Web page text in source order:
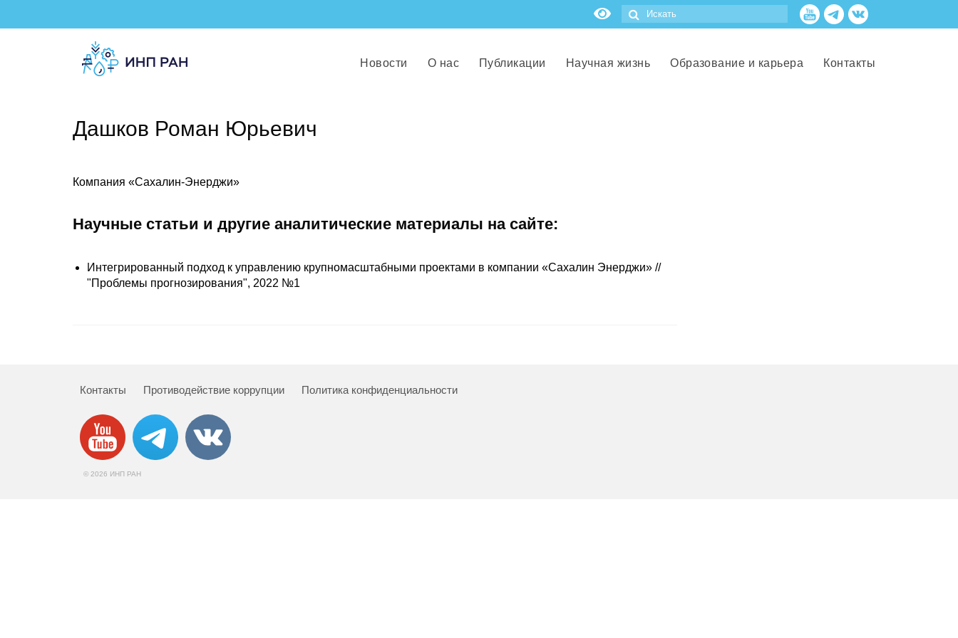
Новости О нас Публикации Научная жизнь Образование и карьера Контакты
Дашков Роман Юрьевич
Компания «Сахалин-Энерджи»
Научные статьи и другие аналитические материалы на сайте:
Интегрированный подход к управлению крупномасштабными проектами в компании «Сахалин Энерджи» //
"Проблемы прогнозирования", 2022 №1
Контакты Противодействие коррупции Политика конфиденциальности
© 2026 ИНП РАН